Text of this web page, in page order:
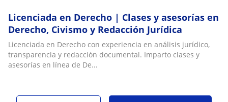
Licenciada en Derecho | Clases y asesorías en
Derecho, Civismo y Redacción Jurídica
Licenciada en Derecho con experiencia en análisis jurídico,
transparencia y redacción documental. Imparto clases y
asesorías en línea de De...